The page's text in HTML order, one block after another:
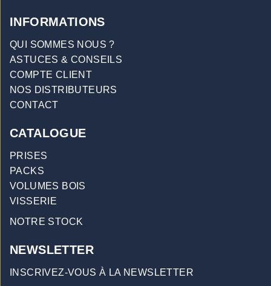
INFORMATIONS
QUI SOMMES NOUS ?
ASTUCES & CONSEILS
COMPTE CLIENT
NOS DISTRIBUTEURS
CONTACT
CATALOGUE
PRISES
PACKS
VOLUMES BOIS
VISSERIE
NOTRE STOCK
NEWSLETTER
INSCRIVEZ-VOUS À LA NEWSLETTER